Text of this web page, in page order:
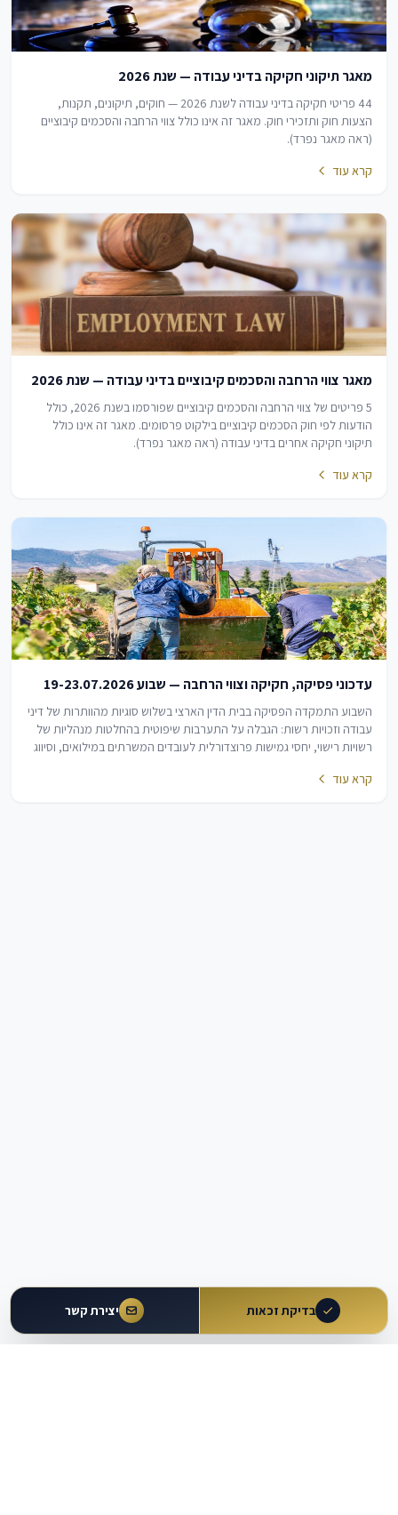
מאגר תיקוני חקיקה בדיני עבודה — שנת 2026
44 פריטי חקיקה בדיני עבודה לשנת 2026 — חוקים, תיקונים, תקנות,
הצעות חוק ותזכירי חוק. מאגר זה אינו כולל צווי הרחבה והסכמים קיבוציים
(ראה מאגר נפרד).
קרא עוד
מאגר צווי הרחבה והסכמים קיבוציים בדיני עבודה — שנת 2026
5 פריטים של צווי הרחבה והסכמים קיבוציים שפורסמו בשנת 2026, כולל
הודעות לפי חוק הסכמים קיבוציים בילקוט פרסומים. מאגר זה אינו כולל
תיקוני חקיקה אחרים בדיני עבודה (ראה מאגר נפרד).
קרא עוד
עדכוני פסיקה, חקיקה וצווי הרחבה — שבוע 19-23.07.2026
השבוע התמקדה הפסיקה בבית הדין הארצי בשלוש סוגיות מהוותרות של דיני
עבודה וזכויות רשות: הגבלה על התערבות שיפוטית בהחלטות מנהליות של
רשויות רישוי, יחסי גמישות פרוצדורלית לעובדים המשרתים במילואים, וסיווג
קרא עוד
יצירת קשר בדיקת זכאות